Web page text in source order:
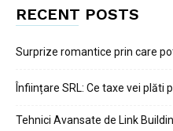
RECENT POSTS
Surprize romantice prin care
Înființare SRL: Ce taxe vei plăti
Tehnici Avansate de Link